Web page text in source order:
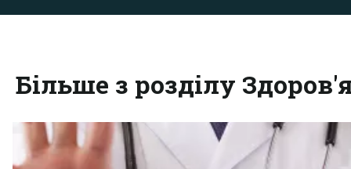
Більше з розділу